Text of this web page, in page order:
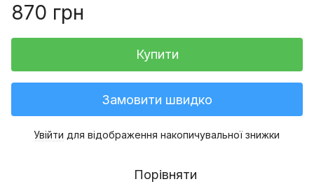
870 грн
Купити
Замовити швидко
Увійти для відображення накопичувальної знижки
Порівняти